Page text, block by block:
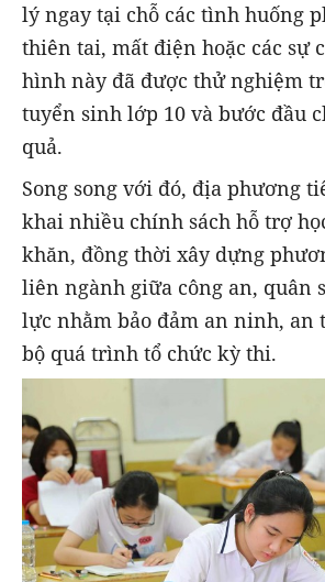
lý ngay tại chỗ các tình huống
thiên tai, mất điện hoặc các sự
hình này đã được thử nghiệm
tuyển sinh lớp 10 và bước đầu
quả.
Song song với đó, địa phương
khai nhiều chính sách hỗ trợ
khăn, đồng thời xây dựng
liên ngành giữa công an, quân
lực nhằm bảo đảm an ninh, an
bộ quá trình tổ chức kỳ thi.